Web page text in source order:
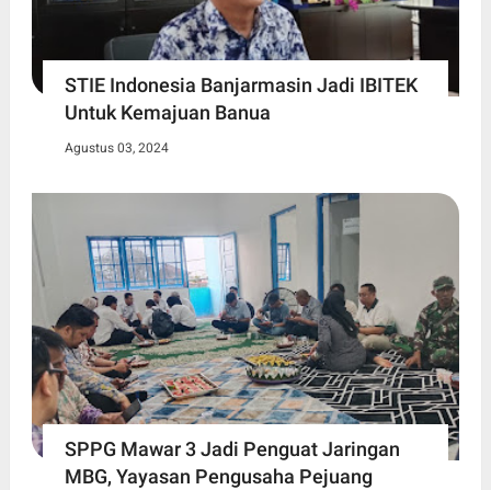
STIE Indonesia Banjarmasin Jadi IBITEK
Untuk Kemajuan Banua
Agustus 03, 2024
SPPG Mawar 3 Jadi Penguat Jaringan
MBG, Yayasan Pengusaha Pejuang